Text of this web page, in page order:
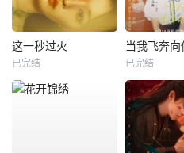
这一秒过火
已完结
当我飞奔向
已完结